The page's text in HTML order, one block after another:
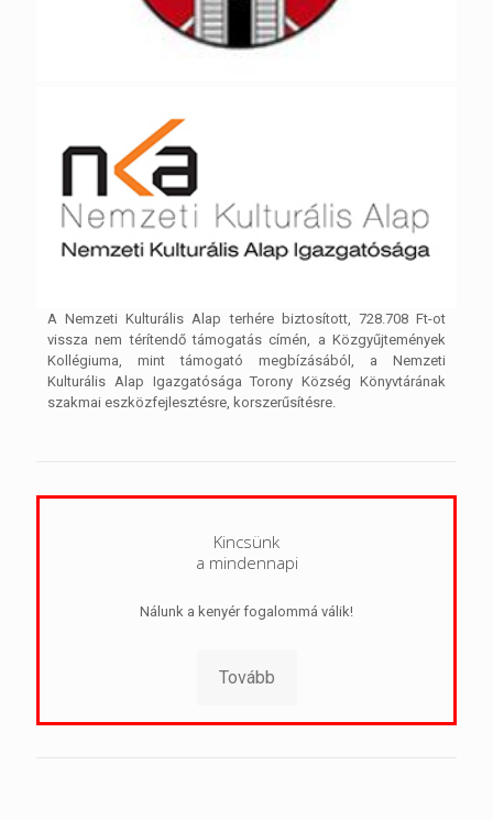
A Nemzeti Kulturális Alap terhére biztosított, 728.708 Ft-ot
vissza nem térítendő támogatás címén, a Közgyűjtemények
Kollégiuma, mint támogató megbízásából, a Nemzeti
Kulturális Alap Igazgatósága Torony Község Könyvtárának
szakmai eszközfejlesztésre, korszerűsítésre.
Kincsünk
a mindennapi
Nálunk a kenyér fogalommá válik!
Tovább